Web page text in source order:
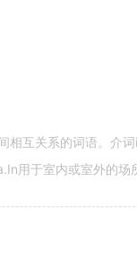
相互关系的词语。介
用于室内或室外的